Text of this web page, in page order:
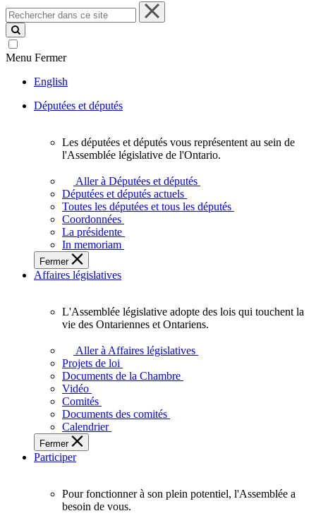
Rechercher
dans
ce
site
Menu Fermer
English
Députées et députés
députés
vous
représentent
sein
de
l'Assemblée
législative
l'Ontario.
Les députées et députés vous représentent au sein de
l'Assemblée législative de l'Ontario.
Aller à Députées et députés
Députées et députés actuels
Toutes les députées et tous les députés
Coordonnées
La présidente
In memoriam
Fermer
Affaires législatives
L'Assemblée
adopte
touchent
des
Ontariennes
et
L'Assemblée législative adopte des lois qui touchent la
vie des Ontariennes et Ontariens.
Aller à Affaires législatives
Projets de loi
Documents de la Chambre
Vidéo
Comités
Documents des comités
Calendrier
Fermer
Participer
Pour fonctionner à son plein potentiel, l'Assemblée a
besoin de vous.